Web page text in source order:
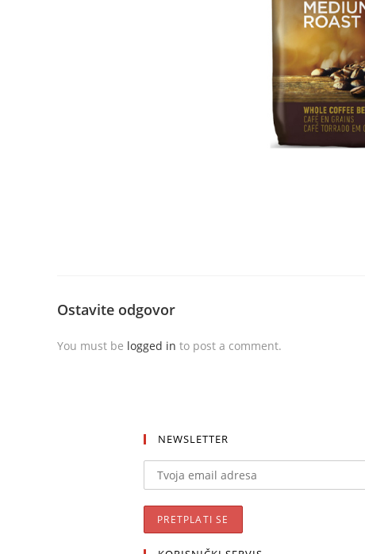
Ostavite odgovor
You must be logged in to post a comment.
NEWSLETTER